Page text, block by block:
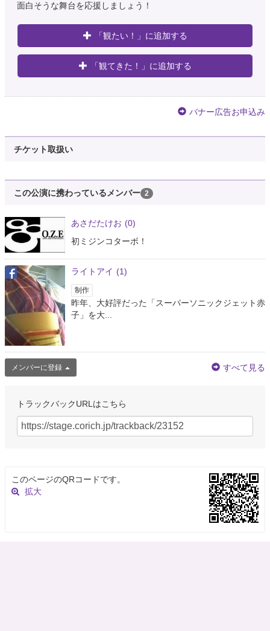
面白そうな舞台を応援しましょう！
「観たい！」に追加する
「観てきた！」に追加する
バナー広告お申込み
チケット取扱い
この公演に携わっているメンバー 2
あさだたけお (0)
初ミジンコターボ！
ライトアイ (1)
制作
昨年、大好評だった「スーパーソニックジェット赤
子」を大...
メンバーに登録 すべて見る
トラックバックURLはこちら
このページのQRコードです。
拡大